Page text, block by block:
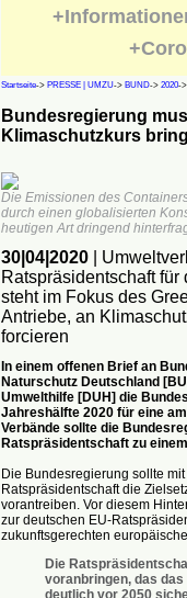
Startseite-> PRESSE | UMZU-> BUND-> 2020-
Bundesregierung
Klimaschutzkurs
Die Emissionen des
durch einen globalisierten
heutigen Art dringend
30|04|2020|
Ratspräsidentschaft
steht im Fokus des
Antriebe, an
forcieren
In einem offenen Brief an
Naturschutz Deutschland
Umwelthilfe [DUH] die
Jahreshälfte 2020 für eine
Verbände sollte die
Ratspräsidentschaft zu
Die Bundesregierung sollte
Ratspräsidentschaft die
vorantreiben. Vor diesem
zur deutschen EU-
zukunftsgerechten
Die
voranbringen, das
deutlich vor 2050